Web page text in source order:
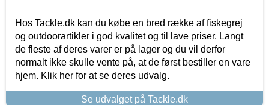
Hos Tackle.dk kan du købe en bred række af fiskegrej
og outdoorartikler i god kvalitet og til lave priser. Langt
de fleste af deres varer er på lager og du vil derfor
normalt ikke skulle vente på, at de først bestiller en vare
hjem. Klik her for at se deres udvalg.
Se udvalget på Tackle.dk